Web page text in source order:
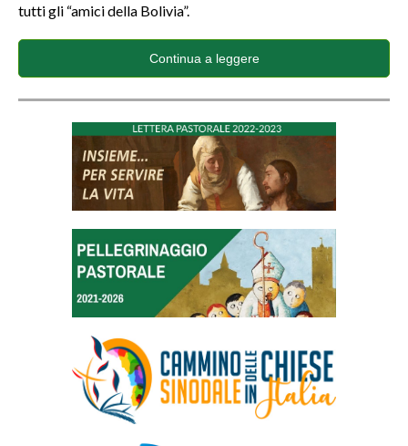
tutti gli “amici della Bolivia”.
Continua a leggere